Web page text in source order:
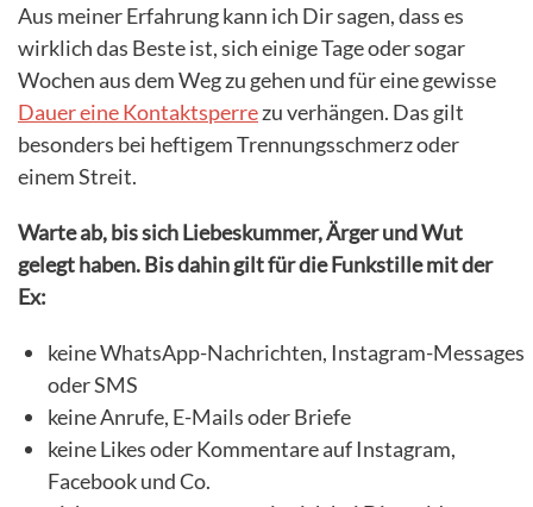
Aus meiner Erfahrung kann ich Dir sagen, dass es
wirklich das Beste ist, sich einige Tage oder sogar
Wochen aus dem Weg zu gehen und für eine gewisse
Dauer eine Kontaktsperrezu verhängen. Das gilt
besonders bei heftigem Trennungsschmerz oder
einem Streit.
Warte ab, bis sich Liebeskummer, Ärger und Wut
gelegt haben. Bis dahin gilt für die Funkstille mit der
Ex:
keine WhatsApp-Nachrichten, Instagram-Messages
oder SMS
keine Anrufe, E-Mails oder Briefe
keine Likes oder Kommentare auf Instagram,
Facebook und Co.